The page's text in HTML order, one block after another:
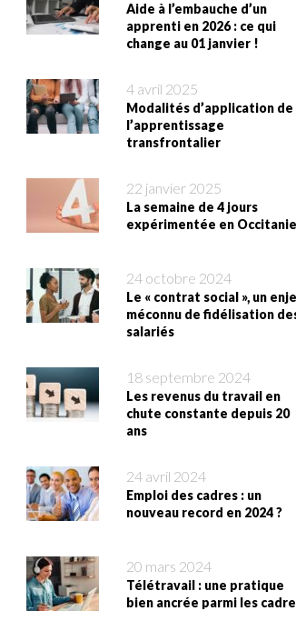
Aide à l’embauche d’un
apprenti en 2026 : ce qui
change au 01 janvier !
4 avril 2025
Modalités d’application de
l’apprentissage
transfrontalier
22 janvier 2025
La semaine de 4 jours
expérimentée en Occitanie
24 octobre 2024
Le « contrat social », un
méconnu de fidélisation
salariés
18 septembre 2024
Les revenus du travail en
chute constante depuis 20
ans
24 avril 2024
Emploi des cadres : un
nouveau record en 2024 ?
20 mars 2024
Télétravail : une pratique
bien ancrée parmi les